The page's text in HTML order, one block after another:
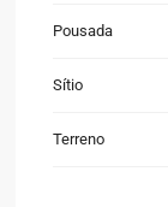
Pousada
Sítio
Terreno